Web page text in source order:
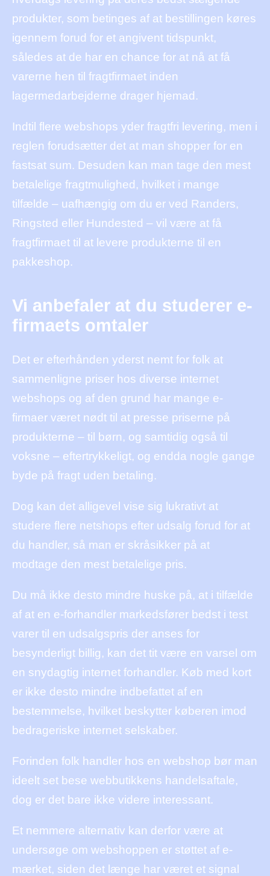
produkter, som betinges af at bestillingen køres
igennem forud for et angivent tidspunkt,
således at de har en chance for at nå at få
varerne hen til fragtfirmaet inden
lagermedarbejderne drager hjemad.
Indtil flere webshops yder fragtfri levering, men i
reglen forudsætter det at man shopper for en
fastsat sum. Desuden kan man tage den mest
betalelige fragtmulighed, hvilket i mange
tilfælde – uafhængig om du er ved Randers,
Ringsted eller Hundested – vil være at få
fragtfirmaet til at levere produkterne til en
pakkeshop.
Vi anbefaler at du studerer e-
firmaets omtaler
Det er efterhånden yderst nemt for folk at
sammenligne priser hos diverse internet
webshops og af den grund har mange e-
firmaer været nødt til at presse priserne på
produkterne – til børn, og samtidig også til
voksne – eftertrykkeligt, og endda nogle gange
byde på fragt uden betaling.
Dog kan det alligevel vise sig lukrativt at
studere flere netshops efter udsalg forud for at
du handler, så man er skråsikker på at
modtage den mest betalelige pris.
Du må ikke desto mindre huske på, at i tilfælde
af at en e-forhandler markedsfører bedst i test
varer til en udsalgspris der anses for
besynderligt billig, kan det tit være en varsel om
en snydagtig internet forhandler. Køb med kort
er ikke desto mindre indbefattet af en
bestemmelse, hvilket beskytter køberen imod
bedrageriske internet selskaber.
Forinden folk handler hos en webshop bør man
ideelt set bese webbutikkens handelsaftale,
dog er det bare ikke videre interessant.
Et nemmere alternativ kan derfor være at
undersøge om webshoppen er støttet af e-
mærket, siden det længe har været et signal